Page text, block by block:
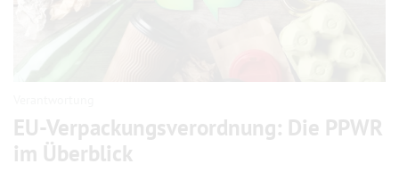
EU-Verpackungsverordnung: Die PPWR
im Überblick